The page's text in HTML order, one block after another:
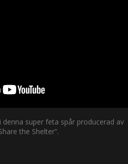
denna super feta spår producerad av
the Shelter”.